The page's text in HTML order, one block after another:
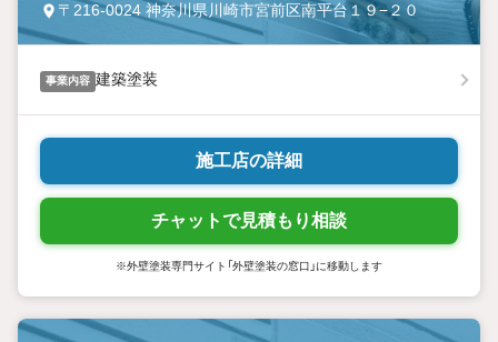
〒216-0024 神奈川県川崎市宮前区南平台１９−２０
事業内容 建築塗装
施工店の詳細
チャットで見積もり相談
※外壁塗装専門サイト「外壁塗装の窓口」に移動します